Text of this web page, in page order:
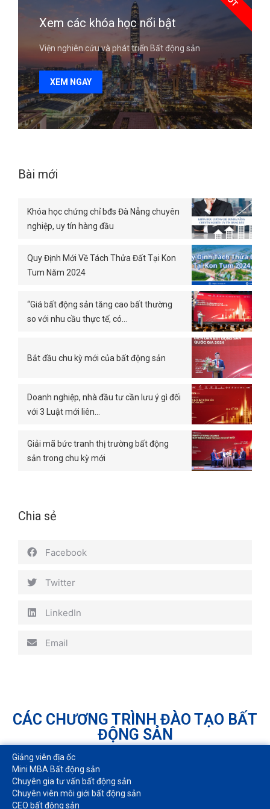
Xem các khóa học nổi bật
Viện nghiên cứu và phát triển Bất động sản
XEM NGAY
Bài mới
Khóa học chứng chỉ bđs Đà Nẵng chuyên
nghiệp, uy tín hàng đầu
Quy Định Mới Về Tách Thửa Đất Tại Kon
Tum Năm 2024
“Giá bất động sản tăng cao bất thường
so với nhu cầu thực tế, có…
Bắt đầu chu kỳ mới của bất động sản
Doanh nghiệp, nhà đầu tư cần lưu ý gì đối
với 3 Luật mới liên…
Giải mã bức tranh thị trường bất động
sản trong chu kỳ mới
Chia sẻ
Facebook
Twitter
LinkedIn
Email
CÁC CHƯƠNG TRÌNH ĐÀO TẠO BẤT
ĐỘNG SẢN
Giảng viên địa ốc
Mini MBA Bất động sản
Chuyên gia tư vấn bất động sản
Chuyên viên môi giới bất động sản​
CEO bất động sản